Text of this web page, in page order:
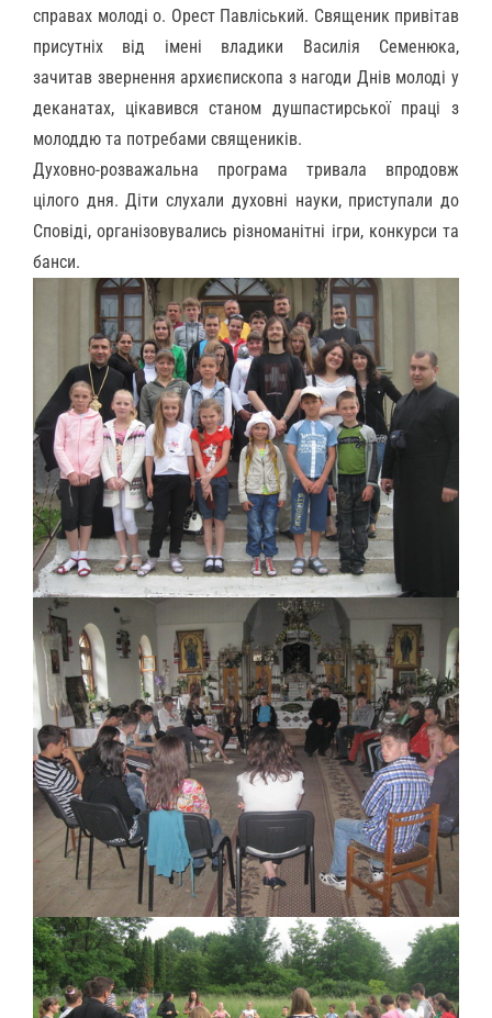
справах молоді о. Орест Павліський. Священик привітав
присутніх від імені владики Василія Семенюка,
зачитав звернення архиєпископа з нагоди Днів молоді у
деканатах, цікавився станом душпастирської праці з
молоддю та потребами священиків.
Духовно-розважальна програма тривала впродовж
цілого дня. Діти слухали духовні науки, приступали до
Сповіді, організовувались різноманітні ігри, конкурси та
банси.